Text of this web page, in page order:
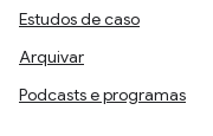
Estudos de caso
Arquivar
Podcasts e programas